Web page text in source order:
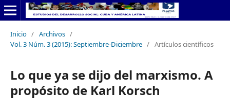
Inicio / Archivos /
Vol. 3 Núm. 3 (2015): Septiembre-Diciembre / Artículos científicos
Lo que ya se dijo del marxismo. A
propósito de Karl Korsch